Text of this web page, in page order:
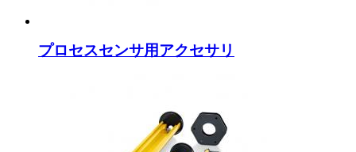
プロセスセンサ用アクセサリ